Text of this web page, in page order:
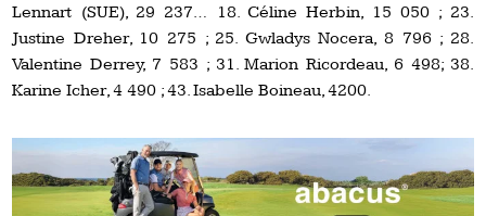
Lennart (SUE), 29 237… 18. Céline Herbin, 15 050 ; 23.
Justine Dreher, 10 275 ; 25. Gwladys Nocera, 8 796 ; 28.
Valentine Derrey, 7 583 ; 31. Marion Ricordeau, 6 498; 38.
Karine Icher, 4 490 ; 43. Isabelle Boineau, 4200.